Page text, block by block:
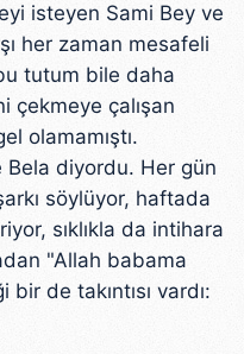
isteyen Sami Bey ve
her zaman mesafeli
tutum bile daha
çekmeye çalışan
olamamıştı.
Bela diyordu. Her gün
söylüyor, haftada
sıklıkla da intihara
"Allah babama
bir de takıntısı vardı: